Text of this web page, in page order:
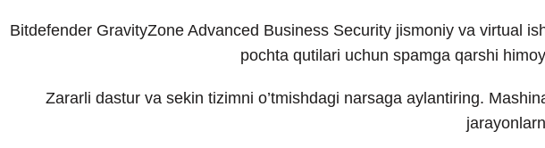
Bitdefender GravityZone Advanced Business Security jismoniy va virtual
pochta qutilari uchun spamga qarshi
Zararli dastur va sekin tizimni o’tmishdagi narsaga aylantiring.